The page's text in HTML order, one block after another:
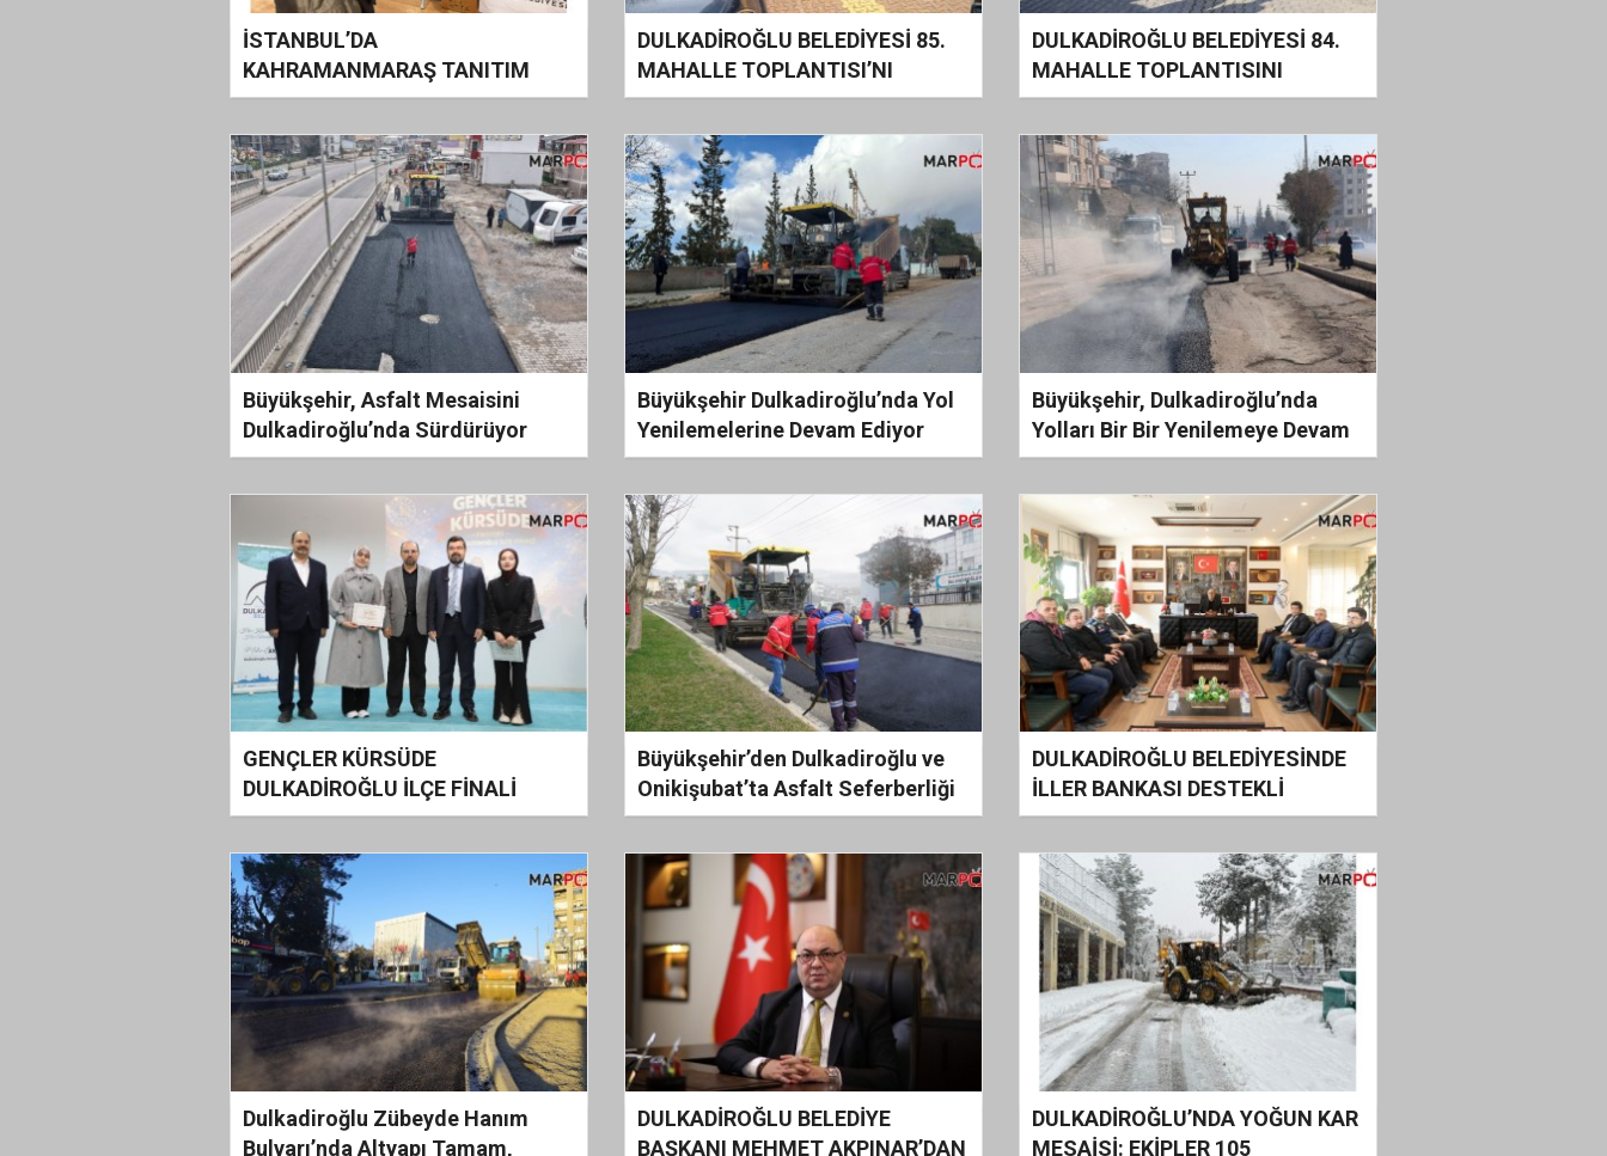
İSTANBUL’DA
KAHRAMANMARAŞ TANITIM
GÜNLERİNE DULKADİROĞLU
DAMGASI: LEZZET, KÜLTÜR VE
GÜÇLÜ TANITIM BİR ARADA
DULKADİROĞLU BELEDİYESİ 85.
MAHALLE TOPLANTISI’NI
BUDAKLI MAHALLESİ’NDE
YOĞUN KATILIMLA
GERÇEKLEŞTİRDİ
DULKADİROĞLU BELEDİYESİ 84.
MAHALLE TOPLANTISINI
ABBASLAR MAHALLESİ’NDE
GERÇEKLEŞTİRDİ
Büyükşehir, Asfalt Mesaisini
Dulkadiroğlu’nda Sürdürüyor
Büyükşehir Dulkadiroğlu’nda Yol
Yenilemelerine Devam Ediyor
Büyükşehir, Dulkadiroğlu’nda
Yolları Bir Bir Yenilemeye Devam
Ediyor
GENÇLER KÜRSÜDE
DULKADİROĞLU İLÇE FİNALİ
BÜYÜK HEYECANA SAHNE OLDU
Büyükşehir’den Dulkadiroğlu ve
Onikişubat’ta Asfalt Seferberliği
DULKADİROĞLU BELEDİYESİNDE
İLLER BANKASI DESTEKLİ
ALTYAPI YATIRIMLARI MASAYA
YATIRILDI
Dulkadiroğlu Zübeyde Hanım
Bulvarı’nda Altyapı Tamam,
DULKADİROĞLU BELEDİYE
BAŞKANI MEHMET AKPINAR’DAN
DULKADİROĞLU’NDA YOĞUN KAR
MESAİSİ: EKİPLER 105